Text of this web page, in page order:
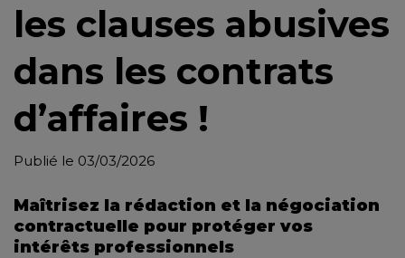
les clauses abusives
dans les contrats
d’affaires !
Publié le 03/03/2026
Maîtrisez la rédaction et la négociation
contractuelle pour protéger vos
intérêts professionnels